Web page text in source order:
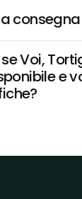
consegna
Voi,
e